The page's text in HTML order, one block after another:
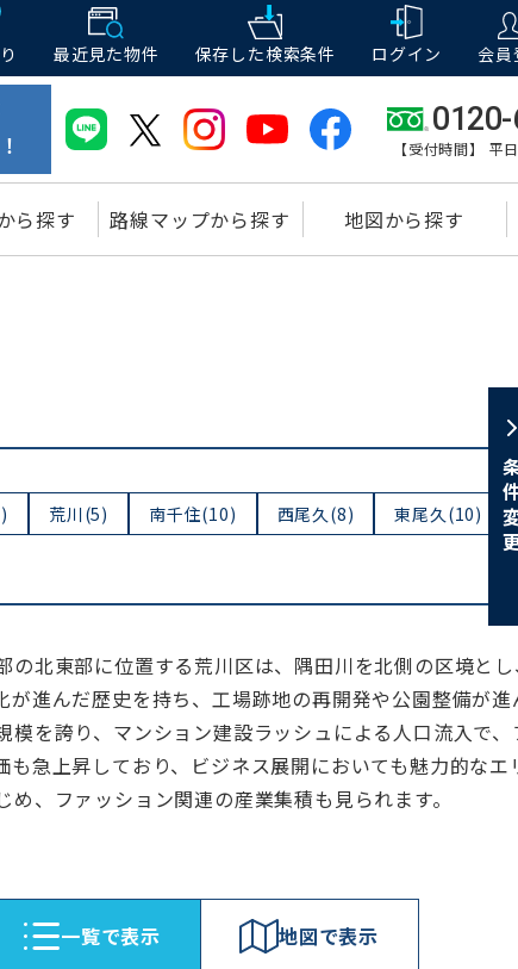
最近見た物件 保存した検索条件 ログイン 会員
【受付時間】 平
ら探す 路線マップから探す 地図から探す
条
荒川(5) 南千住(10) 西尾久(8) 東尾久(10)
の北東部に位置する荒川区は、隅田川を北側の区境と
が進んだ歴史を持ち、工場跡地の再開発や公園整備が
模を誇り、マンション建設ラッシュによる人口流入で
も急上昇しており、ビジネス展開においても魅力的なエ
め、ファッション関連の産業集積も見られます。
⼀覧で表⽰ 地図で表⽰